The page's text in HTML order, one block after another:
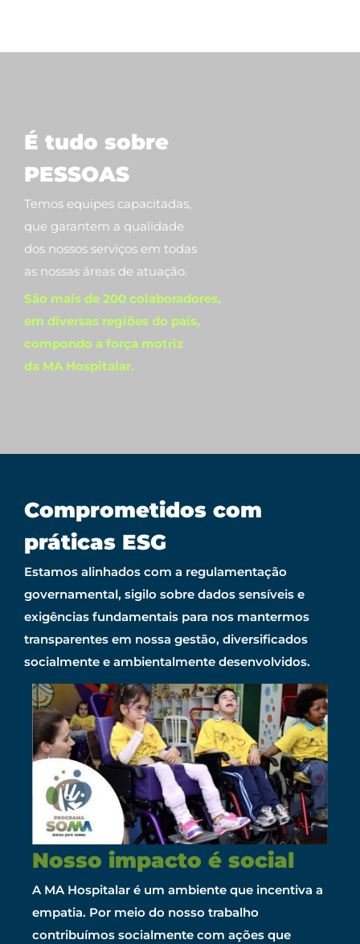
É tudo sobre
PESSOAS
Temos equipes capacitadas,
que garantem a qualidade
dos nossos serviços em todas
as nossas áreas de atuação.
São mais de 200 colaboradores,
em diversas regiões do país,
compondo a força motriz
da MA Hospitalar.
Comprometidos com
práticas ESG
Estamos alinhados com a regulamentação
governamental, sigilo sobre dados sensíveis e
exigências fundamentais para nos mantermos
transparentes em nossa gestão, diversificados
socialmente e ambientalmente desenvolvidos.
Nosso impacto é social
A MA Hospitalar é um ambiente que incentiva a
empatia. Por meio do nosso trabalho
contribuímos socialmente com ações que